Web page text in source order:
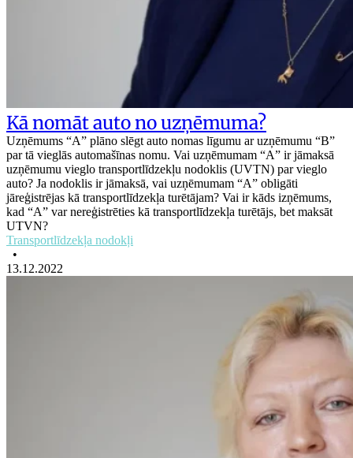
Kā nomāt auto no uzņēmuma?
Uzņēmums “A” plāno slēgt auto nomas līgumu ar uzņēmumu “B”
par tā vieglās automašīnas nomu. Vai uzņēmumam “A” ir jāmaksā
uzņēmumu vieglo transportlīdzekļu nodoklis (UVTN) par vieglo
auto? Ja nodoklis ir jāmaksā, vai uzņēmumam “A” obligāti
jāreģistrējas kā transportlīdzekļa turētājam? Vai ir kāds izņēmums,
kad “A” var nereģistrēties kā transportlīdzekļa turētājs, bet maksāt
UTVN?
Transportlīdzekļa nodokļi
•
13.12.2022